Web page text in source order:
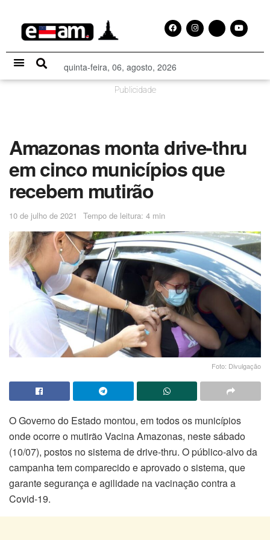
quinta-feira, 06, agosto, 2026
Publicidade
Amazonas monta drive-thru
em cinco municípios que
recebem mutirão
10 de julho de 2021 Tempo de leitura: 4 min
Foto: Divulgação
O Governo do Estado montou, em todos os municípios
onde ocorre o mutirão Vacina Amazonas, neste sábado
(10/07), postos no sistema de drive-thru. O público-alvo da
campanha tem comparecido e aprovado o sistema, que
garante segurança e agilidade na vacinação contra a
Covid-19.